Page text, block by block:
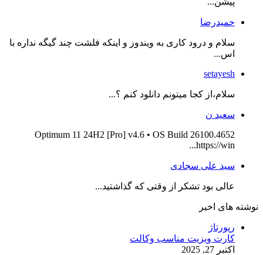
حمیدرضا
سلام و درود کاری به ویندوز و اینکه فلشت چند گیگه نداره با
اس...
setayesh
سلام،از کجا میتونم دانلود کنم ؟...
سعید ن
Optimum 11 24H2 [Pro] v4.6 • OS Build 26100.4652
https://win...
سید علی سجادی
عالی بود تشکر از وقتی که گذاشتید...
نوشته های اخیر
رپورتاژ
کارت ویزیت مناسب وکالت
اکتبر 27, 2025